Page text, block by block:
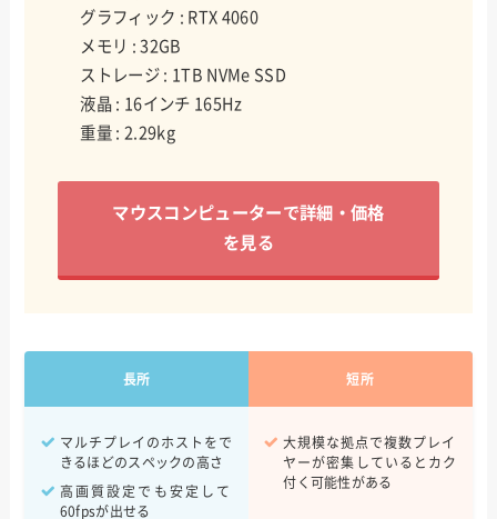
グラフィック : RTX 4060
メモリ : 32GB
ストレージ : 1TB NVMe SSD
液晶 : 16インチ 165Hz
重量 : 2.29kg
マウスコンピューターで詳細・価格
を見る
長所 短所
マルチプレイのホストをで
きるほどのスペックの高さ
高画質設定でも安定して
60fpsが出せる
大規模な拠点で複数プレイ
ヤーが密集しているとカク
付く可能性がある